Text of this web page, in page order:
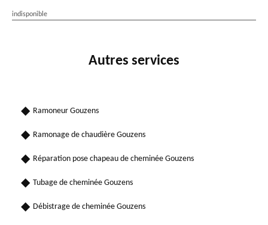
indisponible
Autres services
Ramoneur Gouzens
Ramonage de chaudière Gouzens
Réparation pose chapeau de cheminée Gouzens
Tubage de cheminée Gouzens
Débistrage de cheminée Gouzens